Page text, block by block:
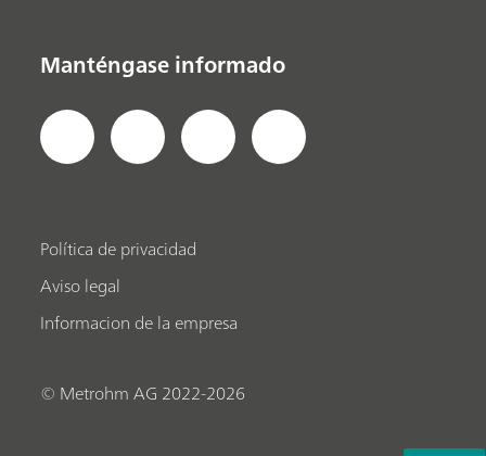
Manténgase informado
Política de privacidad
Aviso legal
Informacion de la empresa
© Metrohm AG 2022-2026